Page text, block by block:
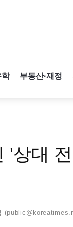
학 부동산·재정
'상대